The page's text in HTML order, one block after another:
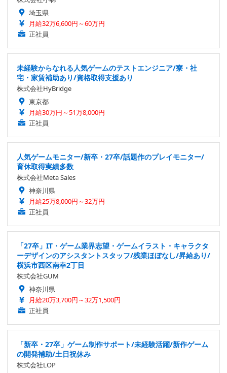
埼玉県
月給32万6,600円～60万円
正社員
未経験からなれる人気ゲームのテストエンジニア/寮・社
宅・家賃補助あり/資格取得支援あり
株式会社HyBridge
東京都
月給30万円～51万8,000円
正社員
人気ゲームモニター/新卒・27卒/話題作のプレイモニター/
育休取得実績多数
株式会社Meta Sales
神奈川県
月給25万8,000円～32万円
正社員
「27卒」IT・ゲーム業界志望・ゲームイラスト・キャラクタ
ーデザインのアシスタントスタッフ/残業ほぼなし/昇給あり/
横浜市西区南幸2丁目
株式会社GUM
神奈川県
月給20万3,700円～32万1,500円
正社員
「新卒・27卒」ゲーム制作サポート/未経験活躍/新作ゲーム
の開発補助/土日祝休み
株式会社LOP